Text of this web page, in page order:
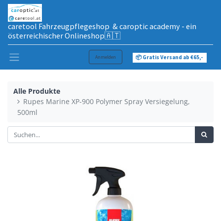
caretool Fahrzeugpflegeshop & caroptic academy - ein
österreichischer Onlineshop🇦🇹
Anmelden 📦 Gratis Versand ab €65,-
Alle Produkte
Rupes Marine XP-900 Polymer Spray Versiegelung,
500ml